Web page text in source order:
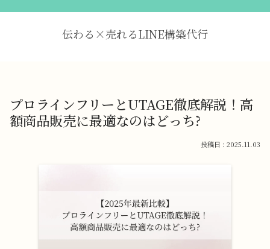
伝わる×売れるLINE構築代行
プロラインフリーとUTAGE徹底解説！高
額商品販売に最適なのはどっち?
2025.11.03